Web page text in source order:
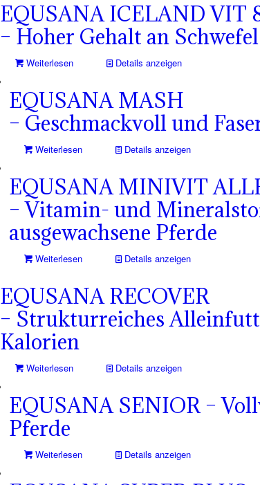
EQUSANA ICELAND VIT
– Hoher Gehalt an Schwefel
Weiterlesen Details anzeigen
EQUSANA MASH
– Geschmackvoll und
Weiterlesen Details anzeigen
EQUSANA MINIVIT
– Vitamin- und
ausgewachsene Pferde
Weiterlesen Details anzeigen
EQUSANA RECOVER
– Strukturreiches
Kalorien
Weiterlesen Details anzeigen
EQUSANA SENIOR –
Pferde
Weiterlesen Details anzeigen